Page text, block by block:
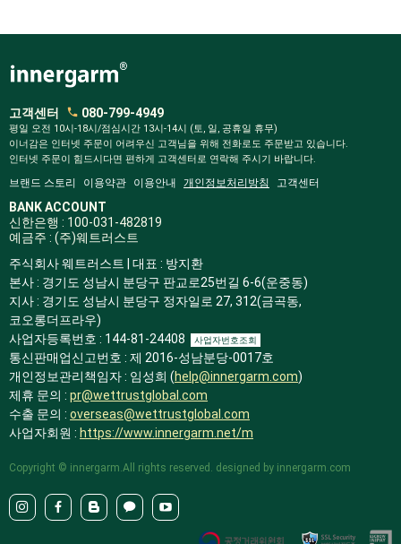
고객센터 080-799-4949
평일 오전 10시-18시/점심시간 13시-14시 (토, 일, 공휴일 휴무)
이너감은 인터넷 주문이 어려우신 고객님을 위해 전화로도 주문받고 있습니다.
인터넷 주문이 힘드시다면 편하게 고객센터로 연락해 주시기 바랍니다.
브랜드 스토리 이용약관 이용안내 개인정보처리방침 고객센터
BANK ACCOUNT
신한은행 : 100-031-482819
예금주 : (주)웨트러스트
주식회사 웨트러스트 | 대표 : 방지환
본사 : 경기도 성남시 분당구 판교로25번길 6-6(운중동)
지사 : 경기도 성남시 분당구 정자일로 27, 312(금곡동,
코오롱더프라우)
사업자등록번호 : 144-81-24408
사업자번호조회
통신판매업신고번호 : 제 2016-성남분당-0017호
개인정보관리책임자 : 임성희 (help@innergarm.com)
제휴 문의 : pr@wettrustglobal.com
수출 문의 : overseas@wettrustglobal.com
사업자회원 : https://www.innergarm.net/m
Copyright © innergarm.All rights reserved. designed by innergarm.com